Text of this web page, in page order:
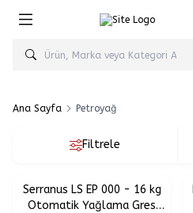
Ana Sayfa Petroyağ
Filtrele
Serranus LS EP 000 - 16 kg
Otomatik Yağlama Gres